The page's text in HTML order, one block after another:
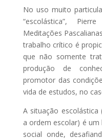
No uso muito
“escolástica”,
Meditações
trabalho crítico é
que não somente
produção de
promotor das
vida de estudos, no
A situação
a ordem escolar) é
social onde,